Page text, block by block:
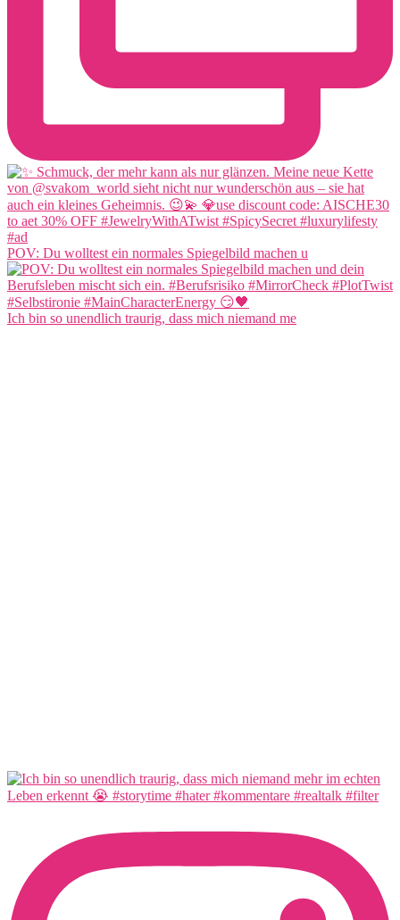
POV: Du wolltest ein normales Spiegelbild machen u
Ich bin so unendlich traurig, dass mich niemand me